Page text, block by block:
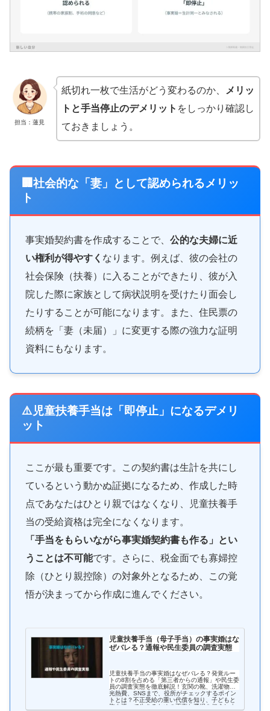
担当：蓮見
紙切れ一枚で生活がどう変わるのか、
メリッ
トと手当停止のデメリット をしっかり確認し
ておきましょう。
🏢社会的な「妻」として認められるメリッ
ト
事実婚契約書を作成することで、 公的な夫婦に近
い権利が得やすく なります。例えば、彼の会社の
社会保険（扶養）に入ることができたり、彼が入
院した際に家族として病状説明を受けたり面会し
たりすることが可能になります。また、住民票の
続柄を「妻（未届）」に変更する際の強力な証明
資料にもなります。
⚠️児童扶養手当は「即停止」になるデメリ
ット
ここが最も重要です。この契約書は生計を共にし
ているという動かぬ証拠になるため、作成した時
点であなたはひとり親ではなくなり、児童扶養手
当の受給資格は完全になくなります。
「手当をもらいながら事実婚契約書も作る」とい
うことは不可能です。さらに、税金面でも寡婦控
除（ひとり親控除）の対象外となるため、この覚
悟が決まってから作成に進んでください。
児童扶養手当（母子手当）の事実婚はな
ぜバレる？通報や民生委員の調査実態
児童扶養手当の事実婚はなぜバレる？発覚ルー
トの8割を占める「第三者からの通報」や民生委
員の調査実態を徹底解説！玄関の靴、洗濯物、
光熱費、SNSまで、役所がチェックするポイン
トとは？不正受給の重い代償を知り、子どもと
胸を張って生きるための正直な選択を伝えしま